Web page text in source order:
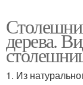
дерева.
1. Из